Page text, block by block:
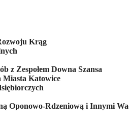
Krąg
z Zespołem Downa Szansa
Miasta Katowice
Oponowo-Rdzeniową i Innymi